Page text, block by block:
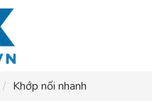
Khớp nối nhanh